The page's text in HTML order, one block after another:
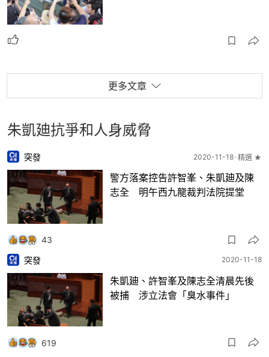
更多文章
朱凱廸抗爭和人身威脅
突發 2020-11-18 精選 ★
警方落案控告許智峯、朱凱廸及陳
志全 明午西九龍裁判法院提堂
43
突發
2020-11-18
朱凱廸、許智峯及陳志全清晨先後
被捕 涉立法會「臭水事件」
619